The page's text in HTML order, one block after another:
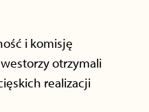
i komisję
otrzymali
realizacji